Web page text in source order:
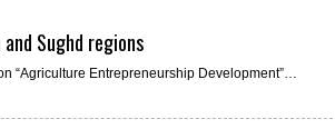
Sughd regions
“Agriculture Entrepreneurship Development”…